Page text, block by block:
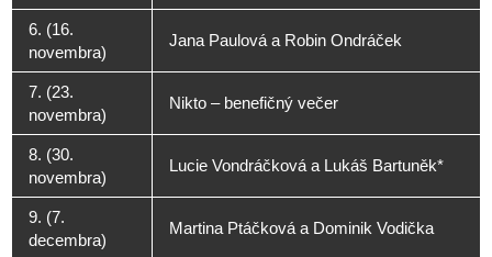
6. (16.
novembra)
Jana Paulová a Robin Ondráček
7. (23.
novembra)
Nikto – benefičný večer
8. (30.
novembra)
Lucie Vondráčková a Lukáš Bartuněk*
9. (7.
decembra)
Martina Ptáčková a Dominik Vodička